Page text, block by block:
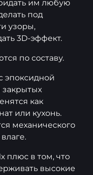
им любую
под
узоры,
3D-эффект.
по составу.
эпоксидной
закрытых
как
или кухонь.
механического
плюс в том, что
высокие